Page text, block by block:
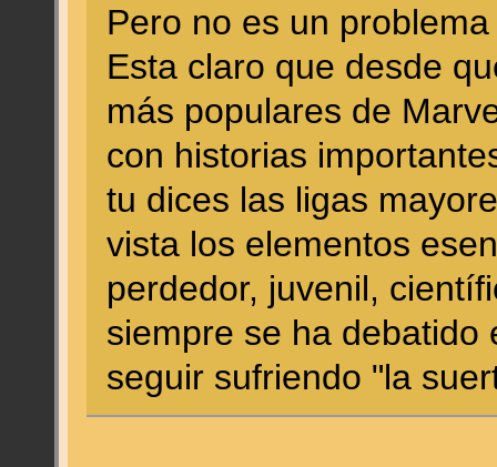
Pero no es un
Esta claro que desde
más populares de
con historias
tu dices las ligas
vista los elementos
perdedor, juvenil,
siempre se ha debatido
seguir sufriendo "la